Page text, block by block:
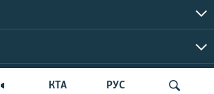
КТА РУС
© Крим.Реалії, 2026 | Усі права застережено.